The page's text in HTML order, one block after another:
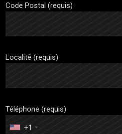
Code Postal (requis)
Localité (requis)
Téléphone (requis)
+1